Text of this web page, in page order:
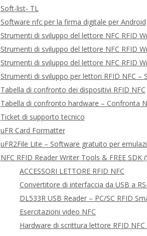
Soft-list- TL
Software nfc per la firma digitale per Android
Strumenti di sviluppo del lettore NFC RFID
Strumenti di sviluppo del lettore NFC RFID
Strumenti di sviluppo del lettore NFC RFID
Strumenti di sviluppo per lettori RFID NFC
Tabella di confronto dei dispositivi RFID NFC
Tabella di confronto hardware – Confronta
Ticket di supporto tecnico
uFR Card Formatter
uFR2File Lite – Software gratuito per
NFC RFID Reader Writer Tools & FREE
ACCESSORI LETTORE RFID NFC
Convertitore di interfaccia da USB a
DL533R USB Reader – PC/SC RFID
Esercitazioni video NFC
Hardware di scrittura lettore RFID NFC